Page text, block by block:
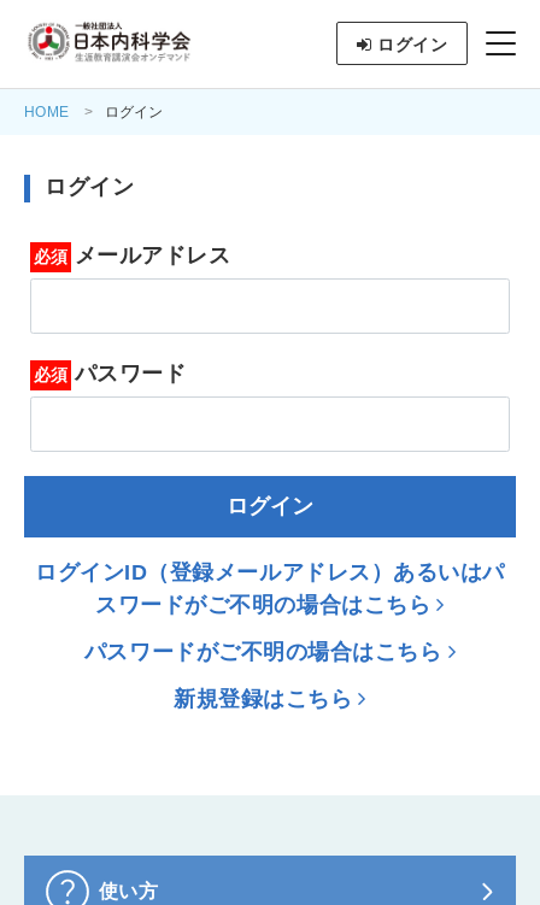
ログイン
HOME ログイン
ログイン
メールアドレス
パスワード
ログイン
ログインID（登録メールアドレス）あるいはパ
スワードがご不明の場合はこちら
パスワードがご不明の場合はこちら
新規登録はこちら
使い方